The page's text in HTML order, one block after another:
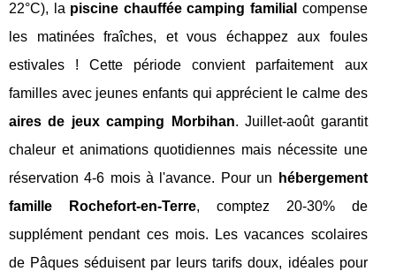
22°C), la piscine chauffée camping familial compense
les matinées fraîches, et vous échappez aux foules
estivales ! Cette période convient parfaitement aux
familles avec jeunes enfants qui apprécient le calme des
aires de jeux camping Morbihan. Juillet-août garantit
chaleur et animations quotidiennes mais nécessite une
réservation 4-6 mois à l'avance. Pour un
hébergement
famille Rochefort-en-Terre, comptez 20-30% de
supplément pendant ces mois. Les vacances scolaires
de Pâques séduisent par leurs tarifs doux, idéales pour